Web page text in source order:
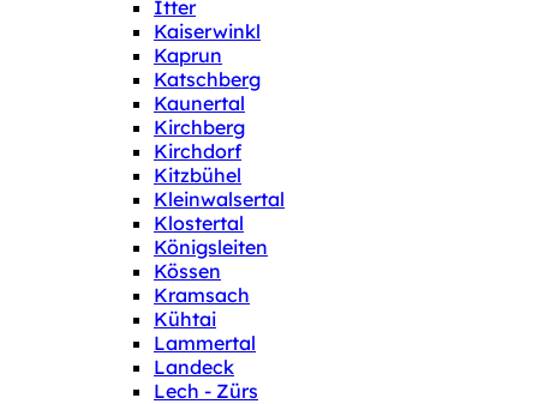
Itter
Kaiserwinkl
Kaprun
Katschberg
Kaunertal
Kirchberg
Kirchdorf
Kitzbühel
Kleinwalsertal
Klostertal
Königsleiten
Kössen
Kramsach
Kühtai
Lammertal
Landeck
Lech - Zürs